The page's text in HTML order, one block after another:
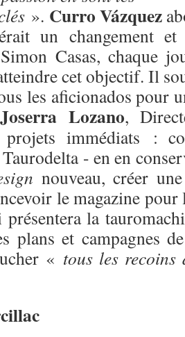
». Curro Vázquez
un changement
Simon Casas, chaque
cet objectif. Il
les aficionados pour
Joserra Lozano,
projets immédiats :
- en en
nouveau, créer
le magazine pour
présentera la
plans et campagnes
« tous les